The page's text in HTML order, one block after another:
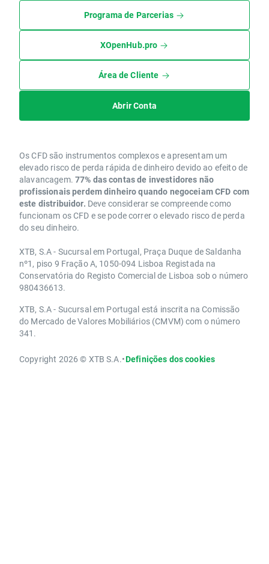
Programa de Parcerias
XOpenHub.pro
Área de Cliente
Abrir Conta
Os CFD são instrumentos complexos e apresentam um
elevado risco de perda rápida de dinheiro devido ao efeito de
alavancagem. 77% das contas de investidores não
profissionais perdem dinheiro quando negoceiam CFD com
este distribuidor. Deve considerar se compreende como
funcionam os CFD e se pode correr o elevado risco de perda
do seu dinheiro.
XTB, S.A - Sucursal em Portugal, Praça Duque de Saldanha
nº1, piso 9 Fração A, 1050-094 Lisboa Registada na
Conservatória do Registo Comercial de Lisboa sob o número
980436613.
XTB, S.A - Sucursal em Portugal está inscrita na Comissão
do Mercado de Valores Mobiliários (CMVM) com o número
341.
Copyright 2026 © XTB S.A.•Definições dos cookies